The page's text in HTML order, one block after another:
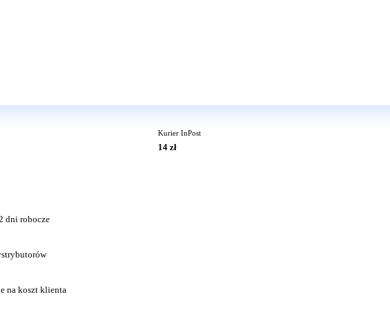
Kurier InPost
14 zł
dni robocze
na koszt klienta